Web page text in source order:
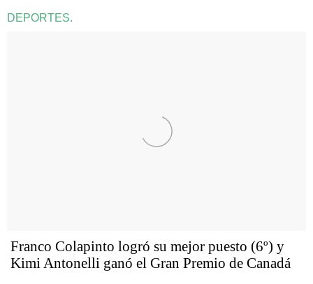
DEPORTES.
Franco Colapinto logró su mejor puesto (6º) y
Kimi Antonelli ganó el Gran Premio de Canadá